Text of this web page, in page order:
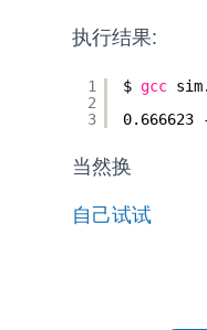
执行结果:
1
2
3
$ gcc
0.666623
当然换
自己试试